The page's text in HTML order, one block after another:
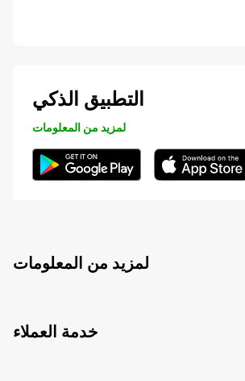
التطبيق الذكي
لمزيد من المعلومات
لمزيد من المعلومات
خدمة العملاء